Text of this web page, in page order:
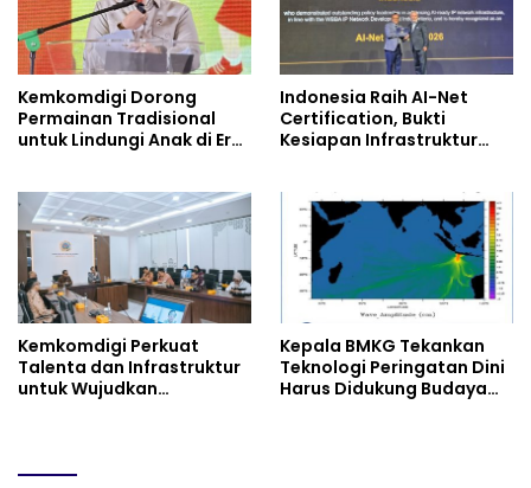
Kemkomdigi Dorong
Permainan Tradisional
untuk Lindungi Anak di Era
Indonesia Raih AI-Net
Certification, Bukti
Kesiapan Infrastruktur
Kemkomdigi Perkuat
Talenta dan Infrastruktur
untuk Wujudkan
Kepala BMKG Tekankan
Teknologi Peringatan Dini
Harus Didukung Budaya